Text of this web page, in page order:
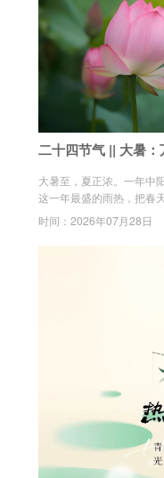
二十四节气 || 大暑
大暑至，夏正浓。一年中
这一年最盛的雨热，把春
日子里，心有清凉，亦有
时间：2026年07月28日